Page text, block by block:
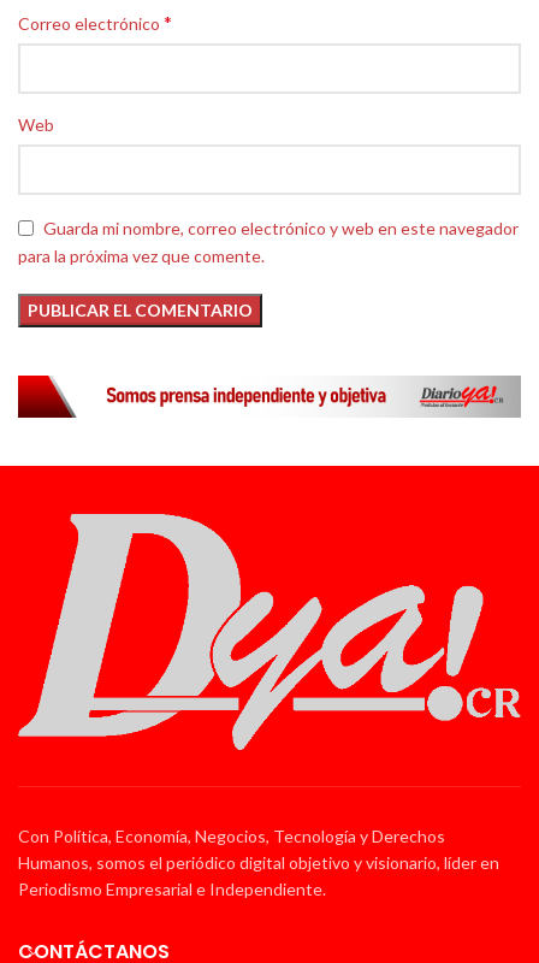
Correo electrónico *
Web
Guarda mi nombre, correo electrónico y web en este navegador
para la próxima vez que comente.
Con Política, Economía, Negocios, Tecnología y Derechos
Humanos, somos el periódico digital objetivo y visionario, líder en
Periodismo Empresarial e Independiente.
CONTÁCTANOS